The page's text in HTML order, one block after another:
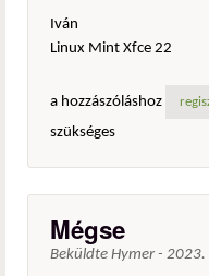
Iván
Linux Mint Xfce 22
a hozzászóláshoz
szükséges
Mégse
Beküldte Hymer- 2023.